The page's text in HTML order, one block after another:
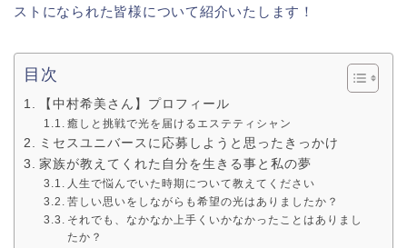
ストになられた皆様について紹介いたします！
目次
【中村希美さん】プロフィール
癒しと挑戦で光を届けるエステティシャン
ミセスユニバースに応募しようと思ったきっかけ
家族が教えてくれた自分を生きる事と私の夢
人生で悩んでいた時期について教えてください
苦しい思いをしながらも希望の光はありましたか？
それでも、なかなか上手くいかなかったことはありまし
たか？